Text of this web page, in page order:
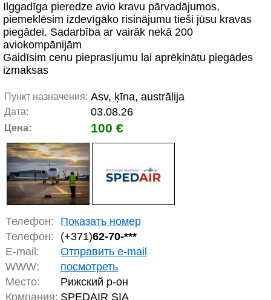
Ilggadīga pieredze avio kravu pārvadājumos,
piemeklēsim izdevīgāko risinājumu tieši jūsu kravas
piegādei. Sadarbība ar vairāk nekā 200
aviokompānijām
Gaidīsim cenu pieprasījumu lai aprēķinātu piegādes
izmaksas
Пункт назначения: Asv, ķīna, austrālija
Дата: 03.08.26
Цена: 100 €
Телефон:
Показать номер
Телефон:
(+371)62-70-***
E-mail:
Отправить e-mail
WWW:
посмотреть
Место:
Рижский р-он
Компания: SPEDAIR SIA